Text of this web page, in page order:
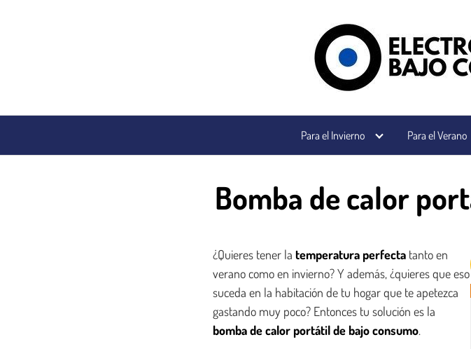
Para el Invierno Para el Verano
Bomba de calor
¿Quieres tener la temperatura perfecta tanto en
verano como en invierno? Y además, ¿quieres que eso
suceda en la habitación de tu hogar que te apetezca
gastando muy poco? Entonces tu solución es la
bomba de calor portátil de bajo consumo.